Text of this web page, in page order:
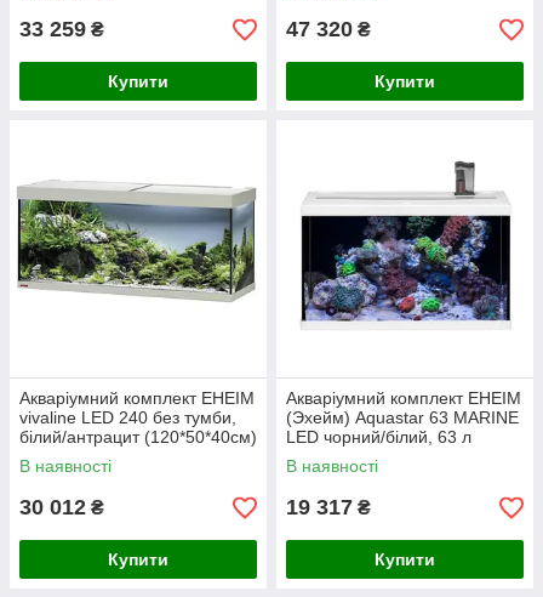
33 259 ₴
Купити
47 320 ₴
Купити
Акваріумний комплект EHEIM
vivaline LED 240 без тумби,
білий/антрацит (120*50*40см)
В наявності
30 012 ₴
Купити
Акваріумний комплект EHEIM
(Эхейм) Аquastar 63 MARINE
LED чорний/білий, 63 л
(60*30*35см)
В наявності
19 317 ₴
Купити